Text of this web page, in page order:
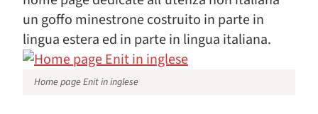
un goffo minestrone costruito in parte in
lingua estera ed in parte in lingua italiana.
Home page Enit in inglese